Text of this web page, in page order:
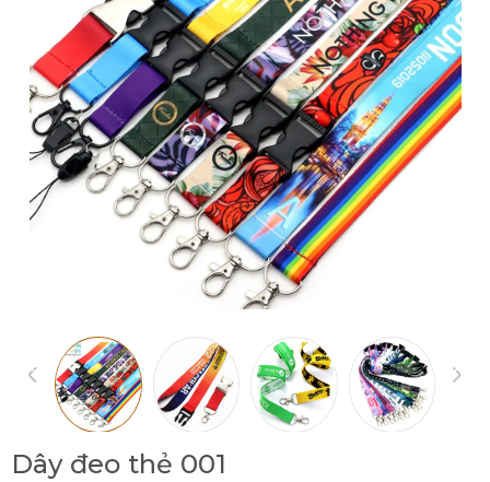
Dây đeo thẻ 001